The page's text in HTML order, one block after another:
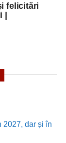
felicitări
|
2027, dar și în